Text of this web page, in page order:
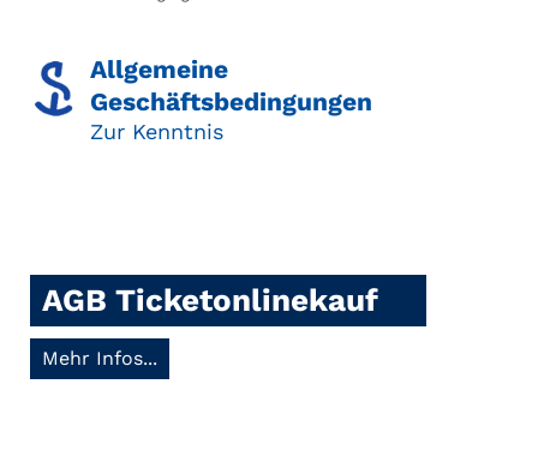
Allgemeine
Geschäftsbedingungen
Zur Kenntnis
AGB Ticketonlinekauf
Mehr Infos...